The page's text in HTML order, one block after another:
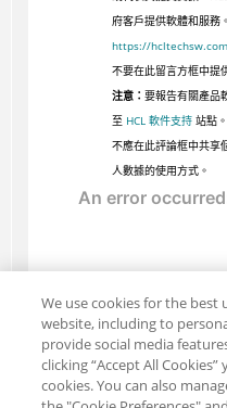
府客戶提供軟體和服務
https://
不要在此留言方框中提
注意： 要報告有關產品
至 HCL 軟件支持站點。
不應在此評論框中共享
人數據的使用方式。
We use cookies for the best
website, including to
provide social media
clicking “Accept All
cookies. You can also